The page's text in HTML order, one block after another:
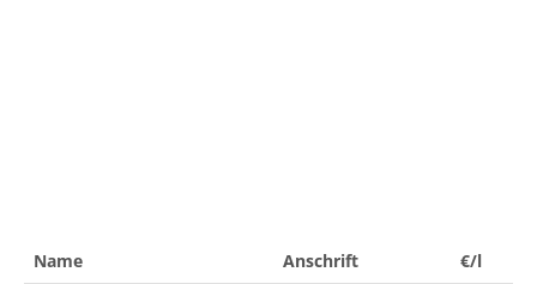
Name Anschrift
€/l